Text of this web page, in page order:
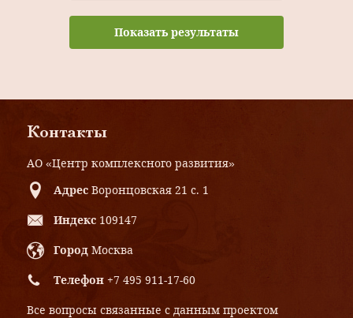
Показать результаты
Контакты
АО «Центр комплексного развития»
Адрес Воронцовская 21 с. 1
Индекс 109147
Город Москва
Телефон +7 495 911-17-60
Все вопросы связанные с данным проектом